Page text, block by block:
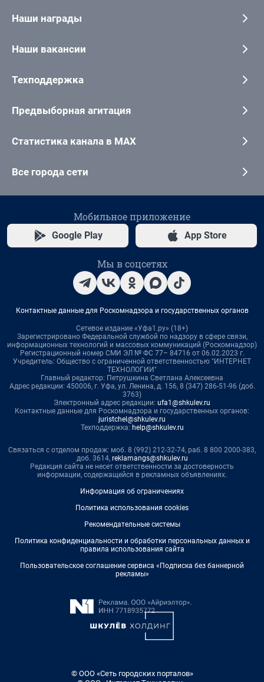
Наши награды
Наши вакансии
Техподдержка
Предвыборная агитация
Статистика канала в MAX
Все города сети
Мобильное приложение
Google Play App Store
Мы в соцсетях
Контактные данные для Роскомнадзора и государственных органов
Сетевое издание «Уфа1.ру» (18+)
Зарегистрировано Федеральной службой по надзору в сфере связи,
информационных технологий и массовых коммуникаций (Роскомнадзор)
Регистрационный номер СМИ ЭЛ № ФС 77– 84716 от 06.02.2023 г.
Учредитель: Общество с ограниченной ответственностью "ИНТЕРНЕТ
ТЕХНОЛОГИИ"
Главный редактор: Петрушкина Светлана Алексеевна
Адрес редакции: 450006, г. Уфа, ул. Ленина, д. 156, 8 (347) 286-51-96 (доб.
3763)
Электронный адрес редакции: ufa1@shkulev.ru
Контактные данные для Роскомнадзора и государственных органов:
juristchel@shkulev.ru
Техподдержка: help@shkulev.ru
Связаться с отделом продаж: моб. 8 (992) 212-32-74, раб. 8 800 2000-383,
доб. 3614, reklamangs@shkulev.ru
Редакция сайта не несет ответственности за достоверность
информации, содержащейся в рекламных объявлениях.
Информация об ограничениях
Политика использования cookies
Рекомендательные системы
Политика конфиденциальности и обработки персональных данных и
правила использования сайта
Пользовательское соглашение сервиса «Подписка без баннерной
рекламы»
© ООО «Сеть городских порталов»